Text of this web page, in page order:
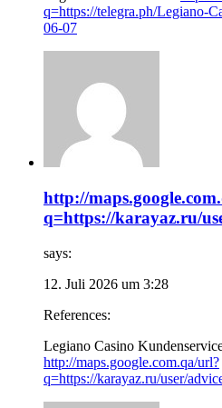
q=https://telegra.ph/Legiano-
06-07
http://
q=https://karayaz.ru/
says:
12. Juli 2026 um 3:28
References:
Legiano Casino
http://maps.google.com.qa/url?
q=https://karayaz.ru/user/